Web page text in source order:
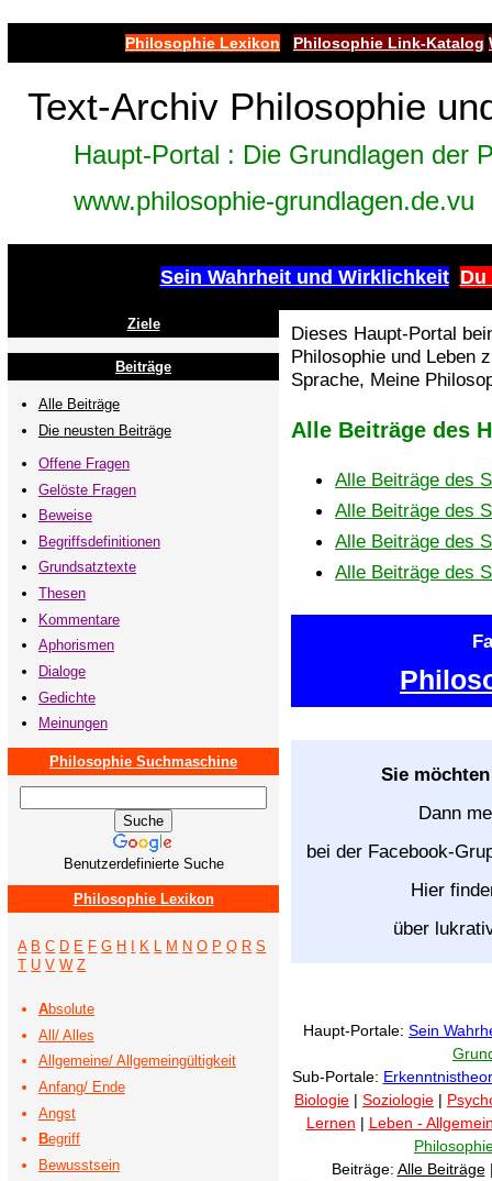
Philosophie Lexikon Philosophie Link-Katalog
Text-Archiv Philosophie
Haupt-Portal : Die Grundlagen der
www.philosophie-grundlagen.de.vu
Sein Wahrheit und Wirklichkeit Du
Ziele
Beiträge
Alle Beiträge
Die neusten Beiträge
Offene Fragen
Gelöste Fragen
Beweise
Begriffsdefinitionen
Grundsatztexte
Thesen
Kommentare
Aphorismen
Dialoge
Gedichte
Meinungen
Philosophie Suchmaschine
Benutzerdefinierte Suche
Philosophie Lexikon
A B C D E F G H K L M N O P Q R S
T U V W Z
Absolute
All/ Alles
Allgemeine/ Allgemeingültigkeit
Anfang/ Ende
Angst
Begriff
Bewusstsein
Dieses Haupt-Portal
Philosophie und Leben
Sprache, Meine
Alle Beiträge des
Alle Beiträge des
Alle Beiträge des
Alle Beiträge des
Alle Beiträge des
Sie
Dann
bei der Facebook-
Hier
über
Haupt-Portale: Sein
Sub-Portale:
Biologie | Soziologie |
Lernen | Leben -
Beiträge: Alle Beiträge